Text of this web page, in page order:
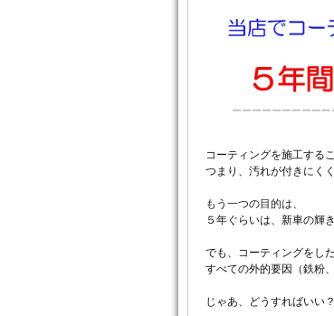
コーティングを施工する
つまり、汚れが付きにく
もう一つの目的は、
５年ぐらいは、新車の輝
でも、コーティングをし
すべての外的要因（鉄粉
じゃあ、どうすればいい？